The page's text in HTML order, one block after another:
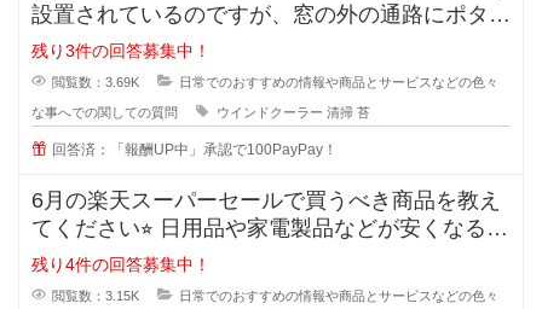
設置されているのですが、窓の外の通路にポタポ
タ水が流れるので、すぐに緑のコケ
残り3件の回答募集中！
閲覧数：3.69K 日常でのおすすめの情報や商品とサービスなどの色々
な事へでの関しての質問 ウインドクーラー 清掃 苔
回答済：「報酬UP中」承認で100PayPay！
6月の楽天スーパーセールで買うべき商品を教え
てください⭐︎ 日用品や家電製品などが安くなる楽
天スーパ
残り4件の回答募集中！
閲覧数：3.15K 日常でのおすすめの情報や商品とサービスなどの色々